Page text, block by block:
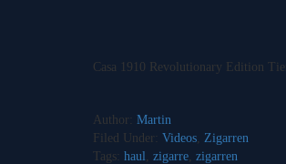
Casa 1910 Revolutionary Edition
Author: Martin
Filed Under: Videos Zigarren
Tags: haul zigarre zigarren